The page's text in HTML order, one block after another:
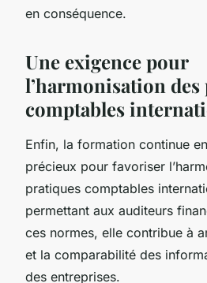
en conséquence.
Une exigence pour
l’harmonisation
comptables
Enfin, la formation continue
précieux pour favoriser
pratiques comptables
permettant aux auditeurs
ces normes, elle contribue à
et la comparabilité des
des entreprises.